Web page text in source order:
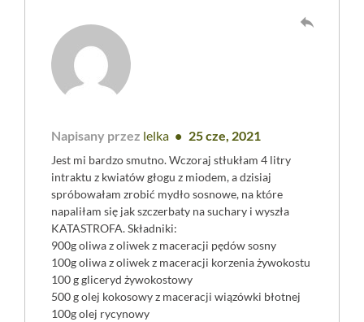
Napisany przez lelka 25 cze, 2021
Jest mi bardzo smutno. Wczoraj stłukłam 4 litry
intraktu z kwiatów głogu z miodem, a dzisiaj
spróbowałam zrobić mydło sosnowe, na które
napaliłam się jak szczerbaty na suchary i wyszła
KATASTROFA. Składniki:
900g oliwa z oliwek z maceracji pędów sosny
100g oliwa z oliwek z maceracji korzenia żywokostu
100 g gliceryd żywokostowy
500 g olej kokosowy z maceracji wiązówki błotnej
100g olej rycynowy
reply